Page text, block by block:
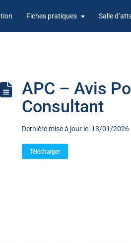
Fiches pratiques Salle
APC – Avis
Consultant
Dernière mise à jour le: 13/01/2026
Télécharger